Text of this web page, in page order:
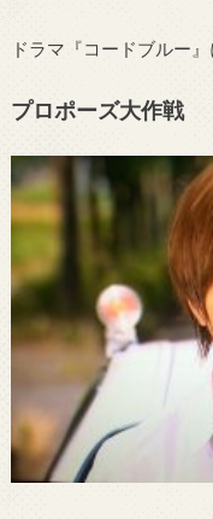
ドラマ『コードブルー
プロポーズ大作戦